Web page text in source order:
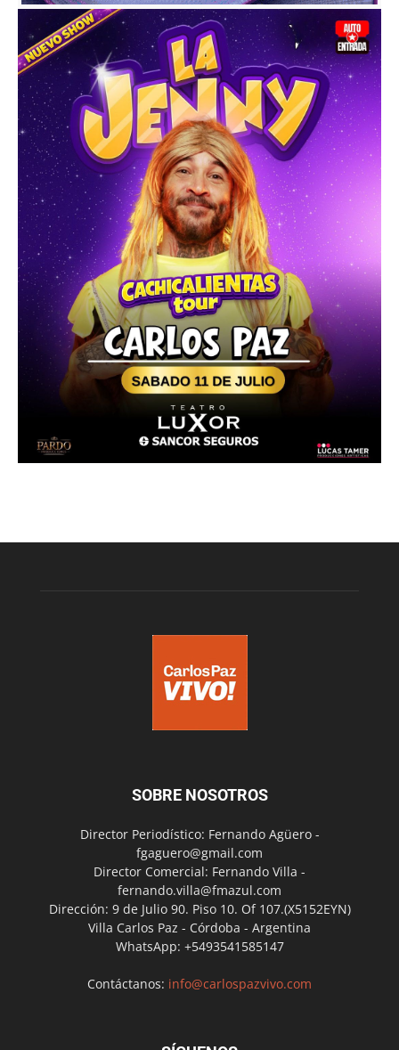
SOBRE NOSOTROS
Director Periodístico: Fernando Agüero -
fgaguero@gmail.com
Director Comercial: Fernando Villa -
fernando.villa@fmazul.com
Dirección: 9 de Julio 90. Piso 10. Of 107.(X5152EYN)
Villa Carlos Paz - Córdoba - Argentina
WhatsApp: +5493541585147
Contáctanos: info@carlospazvivo.com